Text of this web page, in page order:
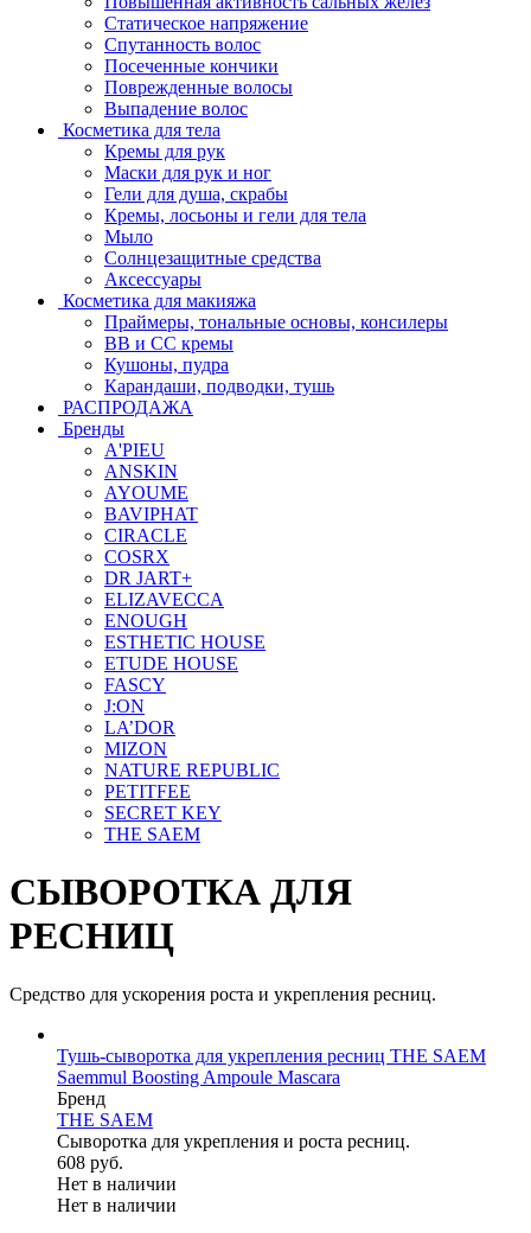
Статическое напряжение
Спутанность волос
Посеченные кончики
Поврежденные волосы
Выпадение волос
Косметика для тела
Кремы для рук
Маски для рук и ног
Гели для душа, скрабы
Кремы, лосьоны и гели для тела
Мыло
Солнцезащитные средства
Аксессуары
Косметика для макияжа
Праймеры, тональные основы, консилеры
BB и CC кремы
Кушоны, пудра
Карандаши, подводки, тушь
РАСПРОДАЖА
Бренды
A'PIEU
ANSKIN
AYOUME
BAVIPHAT
CIRACLE
COSRX
DR JART+
ELIZAVECCA
ENOUGH
ESTHETIC HOUSE
ETUDE HOUSE
FASCY
J:ON
LA’DOR
MIZON
NATURE REPUBLIC
PETITFEE
SEСRET KEY
THE SAEM
СЫВОРОТКА ДЛЯ
РЕСНИЦ
Средство для ускорения роста и укрепления ресниц.
Тушь-сыворотка для укрепления ресниц THE SAEM
Saemmul Boosting Ampoule Mascara
Бренд
THE SAEM
Сыворотка для укрепления и роста ресниц.
608 руб.
Нет в наличии
Нет в наличии